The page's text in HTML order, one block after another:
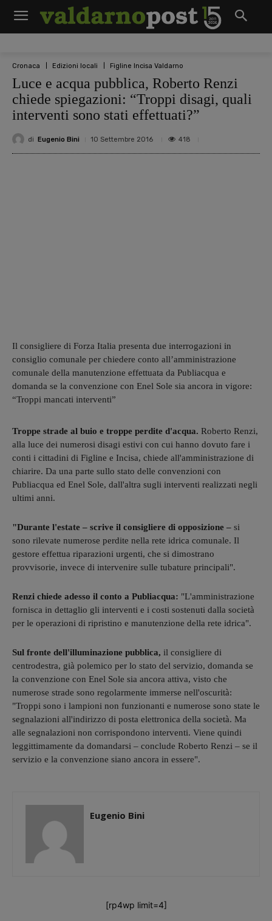
Cronaca Edizioni locali Figline Incisa Valdarno
Luce e acqua pubblica, Roberto Renzi
chiede spiegazioni: “Troppi disagi, quali
interventi sono stati effettuati?”
di Eugenio Bini 10 Settembre 2016 418
Il consigliere di Forza Italia presenta due interrogazioni in
consiglio comunale per chiedere conto all’amministrazione
comunale della manutenzione effettuata da Publiacqua e
domanda se la convenzione con Enel Sole sia ancora in vigore:
“Troppi mancati interventi”
Troppe strade al buio e troppe perdite d'acqua. Roberto Renzi,
alla luce dei numerosi disagi estivi con cui hanno dovuto fare i
conti i cittadini di Figline e Incisa, chiede all'amministrazione di
chiarire. Da una parte sullo stato delle convenzioni con
Publiacqua ed Enel Sole, dall'altra sugli interventi realizzati negli
ultimi anni.
"Durante l'estate – scrive il consigliere di opposizione – si
sono rilevate numerose perdite nella rete idrica comunale. Il
gestore effettua riparazioni urgenti, che si dimostrano
provvisorie, invece di intervenire sulle tubature principali".
Renzi chiede adesso il conto a Publiacqua: "L'amministrazione
fornisca in dettaglio gli interventi e i costi sostenuti dalla società
per le operazioni di ripristino e manutenzione della rete idrica".
Sul fronte dell'illuminazione pubblica, il consigliere di
centrodestra, già polemico per lo stato del servizio, domanda se
la convenzione con Enel Sole sia ancora attiva, visto che
numerose strade sono regolarmente immerse nell'oscurità:
"Troppi sono i lampioni non funzionanti e numerose sono state le
segnalazioni all'indirizzo di posta elettronica della società. Ma
alle segnalazioni non corrispondono interventi. Viene quindi
leggittimamente da domandarsi – conclude Roberto Renzi – se il
servizio e la convenzione siano ancora in essere".
Eugenio Bini
[rp4wp limit=4]